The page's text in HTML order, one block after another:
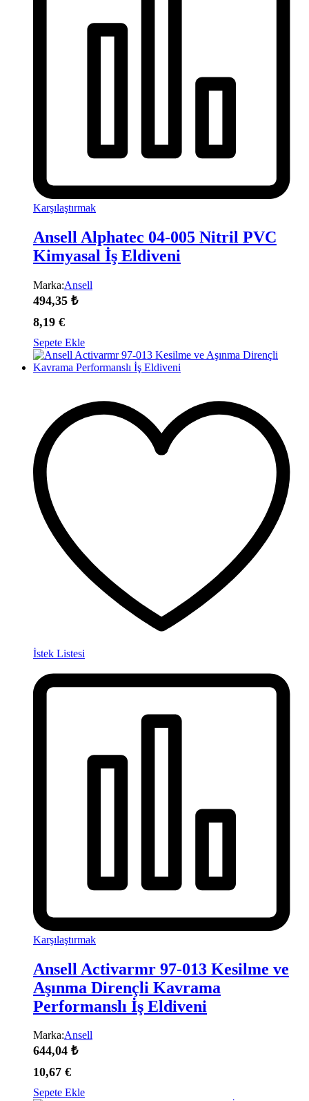
Karşılaştırmak
Ansell Alphatec 04-005 Nitril PVC
Kimyasal İş Eldiveni
Marka:Ansell
494,35 ₺
8,19 €
Sepete Ekle
İstek Listesi
Karşılaştırmak
Ansell Activarmr 97-013 Kesilme ve
Aşınma Dirençli Kavrama
Performanslı İş Eldiveni
Marka:Ansell
644,04 ₺
10,67 €
Sepete Ekle